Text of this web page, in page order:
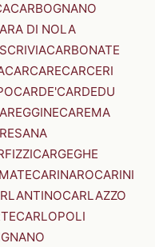
CARBOGNANO
DI NOLA
CARBONATE
CARCARECARCERI
CARDE'CARDEDU
CAREMA
CARGEGHE
CARINAROCARINI
CARLAZZO
CARLOPOLI